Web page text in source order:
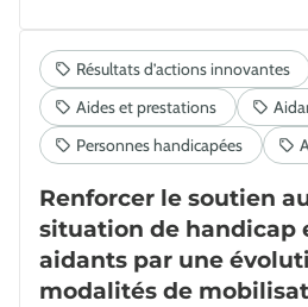
Renforcer le soutien
situation de handicap
aidants par une
modalités de